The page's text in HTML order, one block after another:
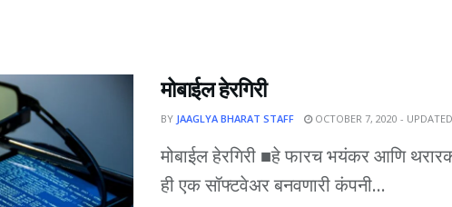
मोबाईल हेरगिरी
BY JAAGLYA BHARAT STAFF OCTOBER 7, 2020 -
मोबाईल हेरगिरी ■हे फारच भयंकर आणि
ही एक सॉफ्टवेअर बनवणारी कंपनी...